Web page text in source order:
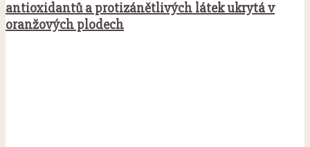
antioxidantů a protizánětlivých látek ukrytá v
oranžových plodech